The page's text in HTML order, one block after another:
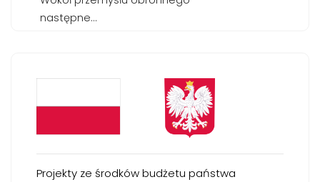
następne...
Projekty ze środków budżetu państwa